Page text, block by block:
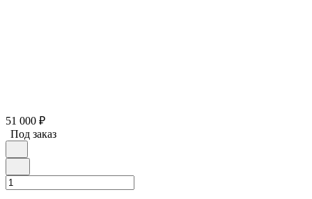
51 000 ₽
Под заказ